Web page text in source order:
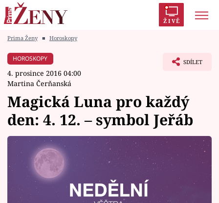
ŽIVĚ
Módní alarm
Témata
Celebrity
Vztahy
Seriály
Prima Ženy ■ Horoskopy
HOROSKOPY
4. prosince 2016 04:00
Martina Čerňanská
SDÍLET
Magická Luna pro každý
den: 4. 12. – symbol Jeřáb